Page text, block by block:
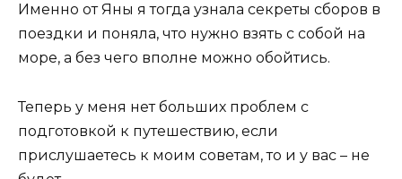
Именно от Яны я тогда узнала секреты сборов в
поездки и поняла, что нужно взять с собой на
море, а без чего вполне можно обойтись.
Теперь у меня нет больших проблем с
подготовкой к путешествию, если
прислушаетесь к моим советам, то и у вас – не